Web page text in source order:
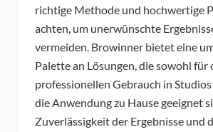
richtige Methode und hochwertige
achten, um unerwünschte
vermeiden. Browinner bietet eine
Palette an Lösungen, die sowohl für
professionellen Gebrauch in
die Anwendung zu Hause geeignet
Zuverlässigkeit der Ergebnisse und